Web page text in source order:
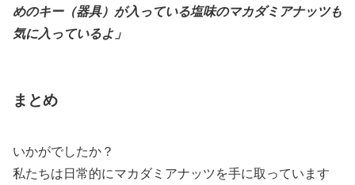
めのキー（器具）が入っている塩味のマカダミアナッツも
気に入っているよ」
まとめ
いかがでしたか？
私たちは日常的にマカダミアナッツを手に取っています